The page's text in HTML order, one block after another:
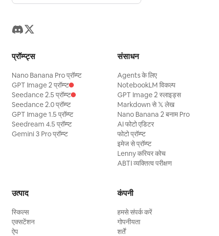
प्रॉम्प्ट्स
Nano Banana Pro प्रॉम्प्ट
GPT Image 2 प्रॉम्प्ट
Seedance 2.5 प्रॉम्प्ट
Seedance 2.0 प्रॉम्प्ट
GPT Image 1.5 प्रॉम्प्ट
Seedream 4.5 प्रॉम्प्ट
Gemini 3 Pro प्रॉम्प्ट
संसाधन
Agents के लिए
NotebookLM विकल्प
GPT Image 2 स्लाइड्स
Markdown से 𝕏 लेख
Nano Banana 2 बनाम Pro
AI फोटो एडिटर
फोटो प्रॉम्प्ट
इमेज से प्रॉम्प्ट
Lenny करियर कोच
ABTI व्यक्तित्व परीक्षण
उत्पाद
स्किल्स
एक्सटेंशन
ऐप
कंपनी
हमसे संपर्क करें
गोपनीयता
शर्तें